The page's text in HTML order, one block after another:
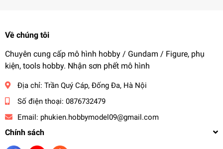
Về chúng tôi
Chuyên cung cấp mô hình hobby / Gundam / Figure, phụ
kiện, tools hobby. Nhận sơn phết mô hình
Địa chỉ: Trần Quý Cáp, Đống Đa, Hà Nội
Số điện thoại: 0876732479
Email: phukien.hobbymodel09@gmail.com
Chính sách